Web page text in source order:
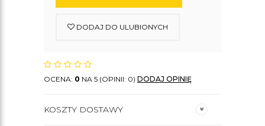
DODAJ DO ULUBIONYCH
OCENA: 0 NA 5 (OPINII: 0) DODAJ OPINIĘ
KOSZTY DOSTAWY